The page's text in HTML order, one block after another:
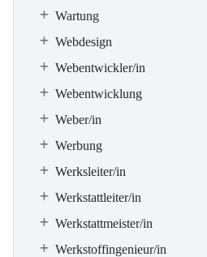
Wartung
Webdesign
Webentwickler/in
Webentwicklung
Weber/in
Werbung
Werksleiter/in
Werkstattleiter/in
Werkstattmeister/in
Werkstoffingenieur/in